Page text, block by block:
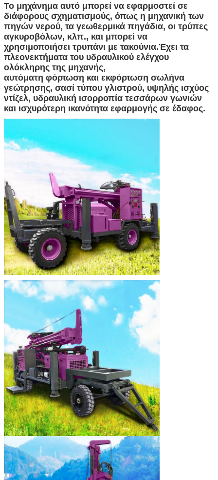
Το μηχάνημα αυτό μπορεί να εφαρμοστεί σε
διάφορους σχηματισμούς, όπως η μηχανική των
πηγών νερού, τα γεωθερμικά πηγάδια, οι τρύπες
αγκυροβόλων, κλπ., και μπορεί να
χρησιμοποιήσει τρυπάνι με τακούνια.Έχει τα
πλεονεκτήματα του υδραυλικού ελέγχου
ολόκληρης της μηχανής,
αυτόματη φόρτωση και εκφόρτωση σωλήνα
γεώτρησης, σασί τύπου γλιστρού, υψηλής ισχύος
ντίζελ, υδραυλική ισορροπία τεσσάρων γωνιών
και ισχυρότερη ικανότητα εφαρμογής σε έδαφος.